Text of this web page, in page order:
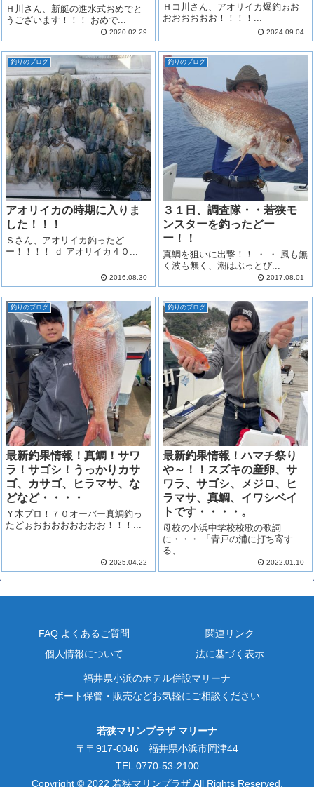
Ｈ川さん、新艇の進水式おめでと
うございます！！！ おめで...
2020.02.29
Ｈコ川さん、アオリイカ爆釣ぉお
おおおおおお！！！！...
2024.09.04
釣りのブログ
アオリイカの時期に入りま
した！！！
Ｓさん、アオリイカ釣ったど
ー！！！！ ｄ アオリイカ４０...
2016.08.30
釣りのブログ
３１日、調査隊・・若狭モ
ンスターを釣ったどー
ー！！
真鯛を狙いに出撃！！ ・ ・ 風も無
く波も無く、潮はぶっとび...
2017.08.01
釣りのブログ
最新釣果情報！真鯛！サワ
ラ！サゴシ！うっかりカサ
ゴ、カサゴ、ヒラマサ、な
どなど・・・・
Ｙ木プロ！７０オーバー真鯛釣っ
たどぉおおおおおおおお！！！...
2025.04.22
釣りのブログ
最新釣果情報！ハマチ祭り
や～！！スズキの産卵、サ
ワラ、サゴシ、メジロ、ヒ
ラマサ、真鯛、イワシベイ
トです・・・・。
母校の小浜中学校校歌の歌詞
に・・・ 「青戸の浦に打ち寄す
る、...
2022.01.10
FAQ よくあるご質問
関連リンク
個人情報について
法に基づく表示
福井県小浜のホテル併設マリーナ
ボート保管・販売などお気軽にご相談ください
若狭マリンプラザ マリーナ
〒〒917-0046 福井県小浜市岡津44
TEL 0770-53-2100
Copyright © 2022 若狭マリンプラザ All Rights Reserved.